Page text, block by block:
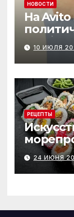
НОВОСТИ
На
10 ИЮЛЯ
РЕЦЕПТЫ
роллы
24 ИЮНЯ